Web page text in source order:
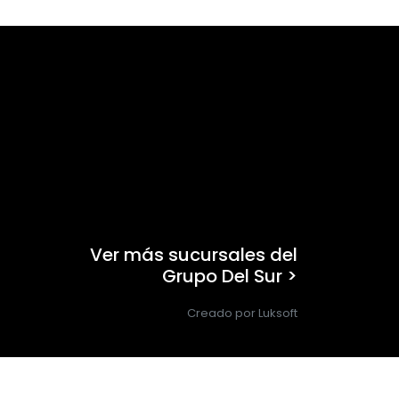
Ver más sucursales del
Grupo Del Sur >
Creado por Luksoft